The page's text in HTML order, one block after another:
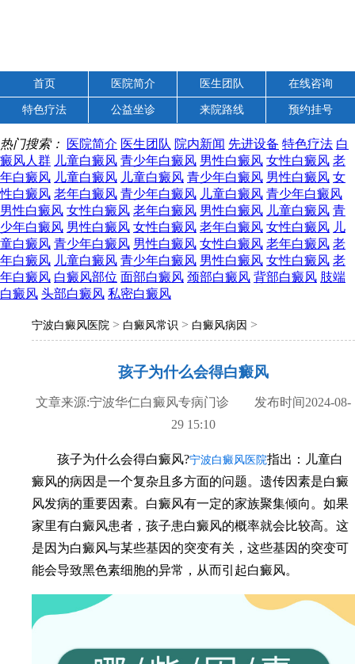
首页 医院简介 医生团队 在线咨询
特色疗法 公益坐诊 来院路线 预约挂号
热门搜索： 医院简介 医生团队 院内新闻 先进设备 特色疗法 白
癜风人群 儿童白癜风 青少年白癜风 男性白癜风 女性白癜风 老
年白癜风 儿童白癜风 儿童白癜风 青少年白癜风 男性白癜风 女
性白癜风 老年白癜风 青少年白癜风 儿童白癜风 青少年白癜风
男性白癜风 女性白癜风 老年白癜风 男性白癜风 儿童白癜风 青
少年白癜风 男性白癜风 女性白癜风 老年白癜风 女性白癜风 儿
童白癜风 青少年白癜风 男性白癜风 女性白癜风 老年白癜风 老
年白癜风 儿童白癜风 青少年白癜风 男性白癜风 女性白癜风 老
年白癜风 白癜风部位 面部白癜风 颈部白癜风 背部白癜风 肢端
白癜风 头部白癜风 私密白癜风
宁波白癜风医院 > 白癜风常识 > 白癜风病因 >
孩子为什么会得白癜风
文章来源:宁波华仁白癜风专病门诊 发布时间2024-08-
29 15:10
孩子为什么会得白癜风?宁波白癜风医院指出：儿童白
癜风的病因是一个复杂且多方面的问题。遗传因素是白癜
风发病的重要因素。白癜风有一定的家族聚集倾向。如果
家里有白癜风患者，孩子患白癜风的概率就会比较高。这
是因为白癜风与某些基因的突变有关，这些基因的突变可
能会导致黑色素细胞的异常，从而引起白癜风。